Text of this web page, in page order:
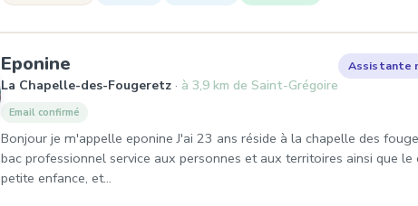
Eponine , Assistante maternelle à La Chapelle-
La Chapelle-des-Fougeretz à 3,9 km de Saint-Grégoire
Assistante
Email confirmé
Bonjour je m'appelle eponine J'ai 23 ans réside à la chapelle des
bac professionnel service aux personnes et aux territoires ainsi que
petite enfance, et…